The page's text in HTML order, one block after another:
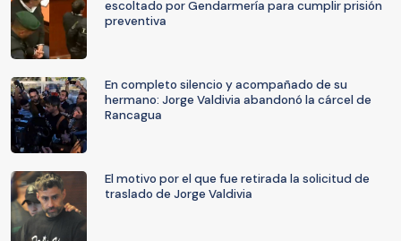
escoltado por Gendarmería para cumplir prisión
preventiva
En completo silencio y acompañado de su
hermano: Jorge Valdivia abandonó la cárcel de
Rancagua
El motivo por el que fue retirada la solicitud de
traslado de Jorge Valdivia